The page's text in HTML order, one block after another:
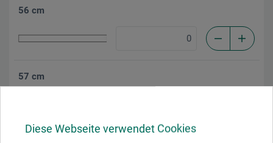
Diese Webseite verwendet Cookies
56 cm
57 cm